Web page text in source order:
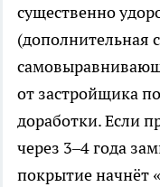
существенно
(дополнительная
от застройщика
доработки. Если
через 3–4 года
покрытие начнёт